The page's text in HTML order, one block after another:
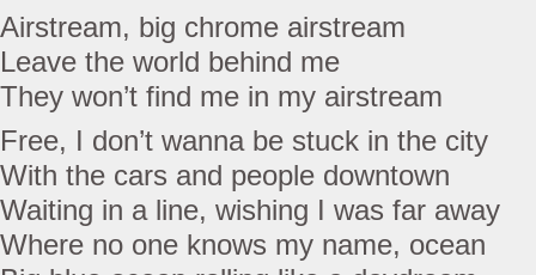
Airstream, big chrome airstream
Leave the world behind me
They won’t find me in my airstream
Free, I don’t wanna be stuck in the city
With the cars and people downtown
Waiting in a line, wishing I was far away
Where no one knows my name, ocean